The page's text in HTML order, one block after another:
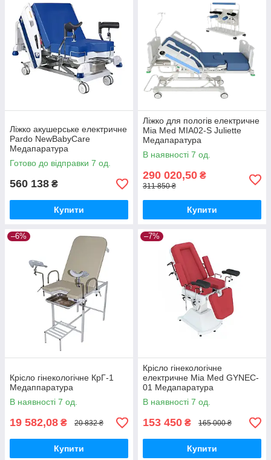
Ліжко акушерське електричне
Pardo NewBabyCare
Медапаратура
Готово до відправки 7 од.
560 138 ₴
Купити
Ліжко для пологів електричне
Mia Med MIA02-S Juliette
Медапаратура
В наявності 7 од.
290 020,50 ₴
311 850 ₴
Купити
–6%
Крісло гінекологічне КрГ-1
Медаппаратура
В наявності 7 од.
19 582,08 ₴ 20 832 ₴
Купити
–7%
Крісло гінекологічне
електричне Mia Med GYNEC-
01 Медапаратура
В наявності 7 од.
153 450 ₴ 165 000 ₴
Купити